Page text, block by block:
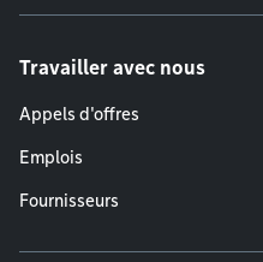
Travailler avec nous
Appels d'offres
Emplois
Fournisseurs